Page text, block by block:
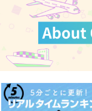
サンプル
作品詳細